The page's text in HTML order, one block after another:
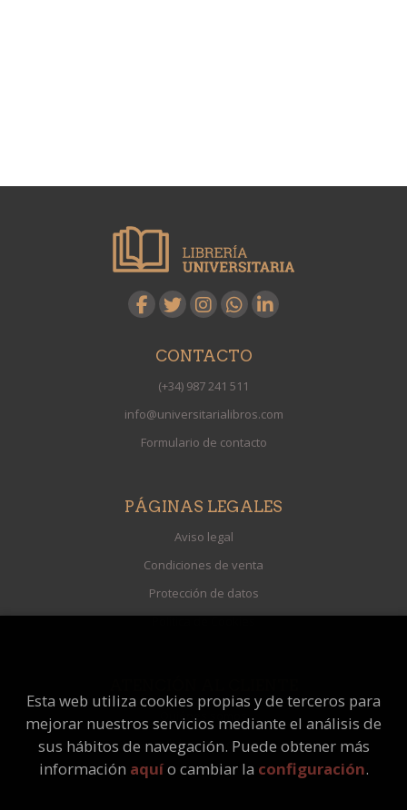
CONTACTO
(+34) 987 241 511
info@universitarialibros.com
Formulario de contacto
PÁGINAS LEGALES
Aviso legal
Condiciones de venta
Protección de datos
Política de Cookies
Quiénes somos
Pedidos especiales
Esta web utiliza cookies propias y de terceros para
mejorar nuestros servicios mediante el análisis de
sus hábitos de navegación. Puede obtener más
información aquío cambiar la configuración.